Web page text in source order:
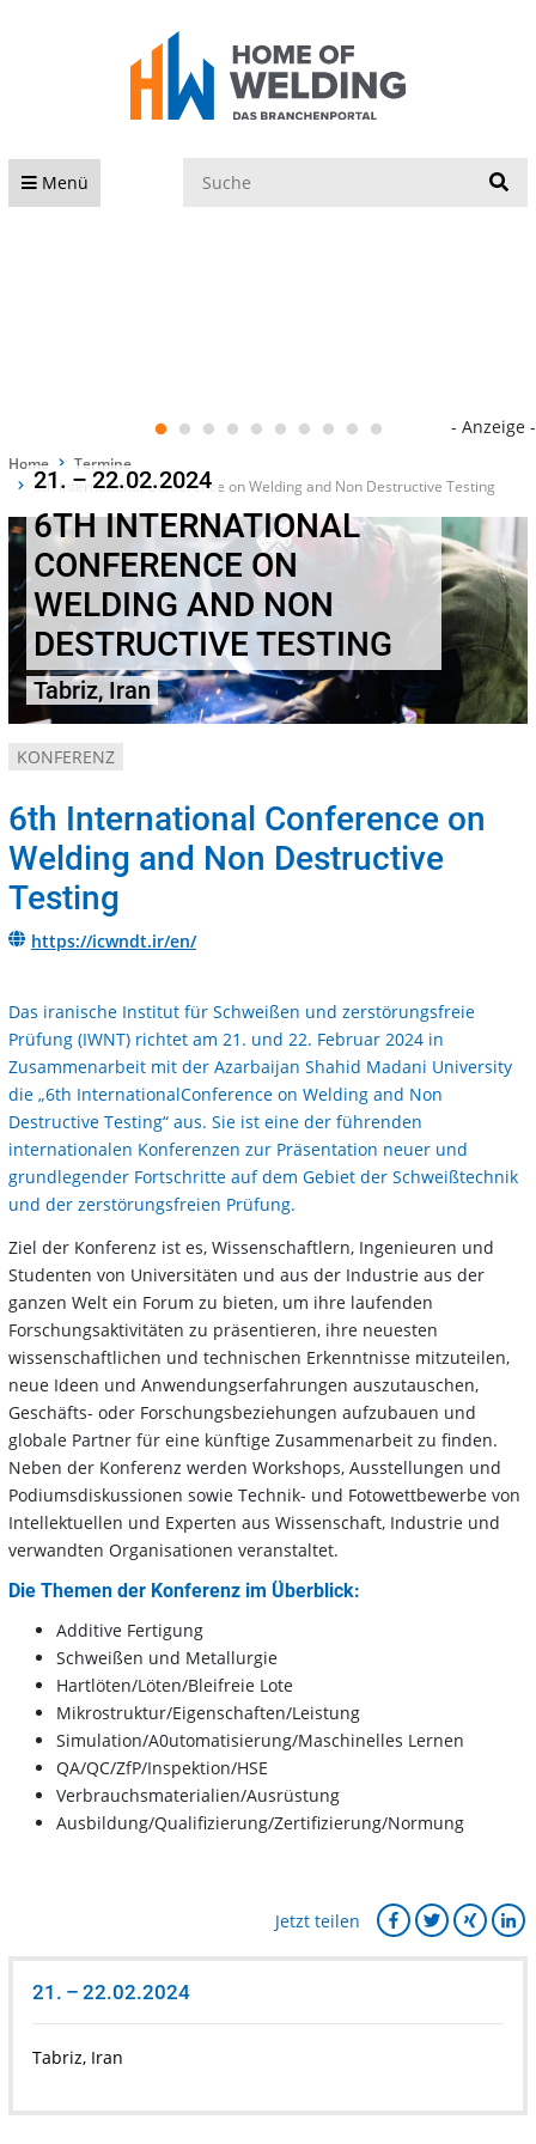
Menü
- Anzeige -
Home
Termine
6th International Conference on Welding and Non Destructive Testing
21. – 22.02.2024
6TH INTERNATIONAL
CONFERENCE ON
WELDING AND NON
DESTRUCTIVE TESTING
Tabriz, Iran
KONFERENZ
6th International Conference on
Welding and Non Destructive
Testing
https://icwndt.ir/en/
Das iranische Institut für Schweißen und zerstörungsfreie
Prüfung (IWNT) richtet am 21. und 22. Februar 2024 in
Zusammenarbeit mit der Azarbaijan Shahid Madani University
die „6th InternationalConference on Welding and Non
Destructive Testing“ aus. Sie ist eine der führenden
internationalen Konferenzen zur Präsentation neuer und
grundlegender Fortschritte auf dem Gebiet der Schweißtechnik
und der zerstörungsfreien Prüfung.
Ziel der Konferenz ist es, Wissenschaftlern, Ingenieuren und
Studenten von Universitäten und aus der Industrie aus der
ganzen Welt ein Forum zu bieten, um ihre laufenden
Forschungsaktivitäten zu präsentieren, ihre neuesten
wissenschaftlichen und technischen Erkenntnisse mitzuteilen,
neue Ideen und Anwendungserfahrungen auszutauschen,
Geschäfts- oder Forschungsbeziehungen aufzubauen und
globale Partner für eine künftige Zusammenarbeit zu finden.
Neben der Konferenz werden Workshops, Ausstellungen und
Podiumsdiskussionen sowie Technik- und Fotowettbewerbe von
Intellektuellen und Experten aus Wissenschaft, Industrie und
verwandten Organisationen veranstaltet.
Die Themen der Konferenz im Überblick:
Additive Fertigung
Schweißen und Metallurgie
Hartlöten/Löten/Bleifreie Lote
Mikrostruktur/Eigenschaften/Leistung
Simulation/A0utomatisierung/Maschinelles Lernen
QA/QC/ZfP/Inspektion/HSE
Verbrauchsmaterialien/Ausrüstung
Ausbildung/Qualifizierung/Zertifizierung/Normung
Jetzt teilen
21. – 22.02.2024
Tabriz, Iran